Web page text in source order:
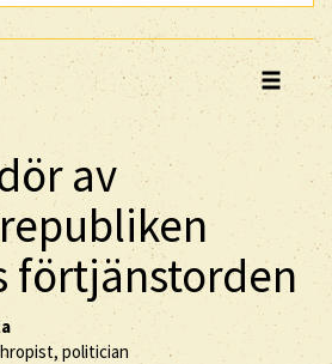
av
förtjänstorden
politician